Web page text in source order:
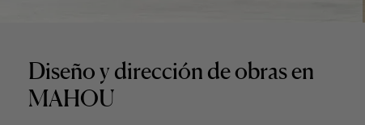
Diseño y dirección de obras en
MAHOU